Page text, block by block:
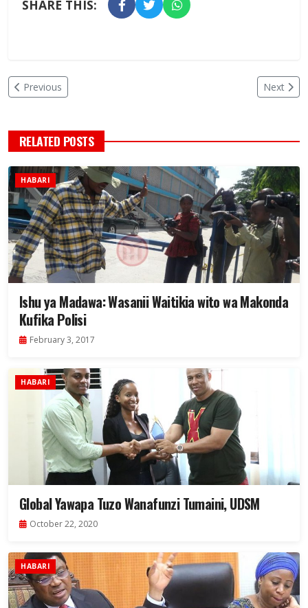
SHARE THIS:
Previous Next
RELATED POSTS
HABARI
Ishu ya Madawa: Wasanii Waitikia wito wa Makonda
Kufika Polisi
February 3, 2017
HABARI
Global Yawapa Tuzo Wanafunzi Tumaini, UDSM
October 22, 2020
HABARI